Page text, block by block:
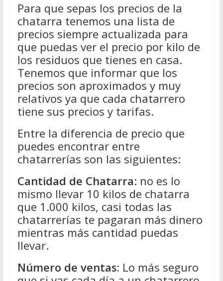
Para que sepas los precios de la
chatarra tenemos una lista de
precios siempre actualizada para
que puedas ver el precio por kilo de
los residuos que tienes en casa.
Tenemos que informar que los
precios son aproximados y muy
relativos ya que cada chatarrero
tiene sus precios y tarifas.
Entre la diferencia de precio que
puedes encontrar entre
chatarrerías son las siguientes:
Cantidad de Chatarra: no es lo
mismo llevar 10 kilos de chatarra
que 1.000 kilos, casi todas las
chatarrerías te pagaran más dinero
mientras más cantidad puedas
llevar.
Número de ventas: Lo más seguro